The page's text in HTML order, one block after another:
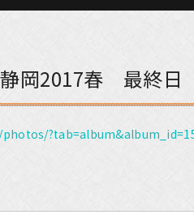
岡2017春 最終日